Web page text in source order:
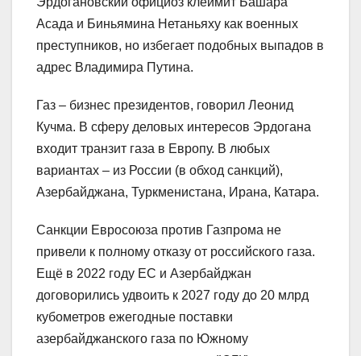
Асада и Биньямина Нетаньяху как военных
преступников, но избегает подобных выпадов в
адрес Владимира Путина.
Газ – бизнес президентов, говорил Леонид
Кучма. В сферу деловых интересов Эрдогана
входит транзит газа в Европу. В любых
вариантах – из России (в обход санкций),
Азербайджана, Туркменистана, Ирана, Катара.
Санкции Евросоюза против Газпрома не
привели к полному отказу от российского газа.
Ещё в 2022 году ЕС и Азербайджан
договорились удвоить к 2027 году до 20 млрд
кубометров ежегодные поставки
азербайджанского газа по Южному